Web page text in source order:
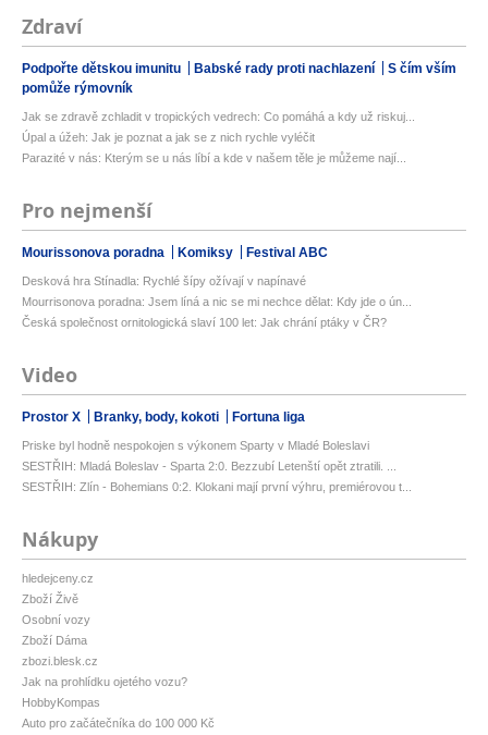
Zdraví
Podpořte dětskou imunitu Babské rady proti nachlazení
S čím vším
pomůže rýmovník
Jak se zdravě zchladit v tropických vedrech: Co pomáhá a kdy už riskuj...
Úpal a úžeh: Jak je poznat a jak se z nich rychle vyléčit
Parazité v nás: Kterým se u nás líbí a kde v našem těle je můžeme nají...
Pro nejmenší
Mourissonova poradna Komiksy Festival ABC
Desková hra Stínadla: Rychlé šípy ožívají v napínavé
Mourrisonova poradna: Jsem líná a nic se mi nechce dělat: Kdy jde o ún...
Česká společnost ornitologická slaví 100 let: Jak chrání ptáky v ČR?
Video
Prostor X Branky, body, kokoti Fortuna liga
Priske byl hodně nespokojen s výkonem Sparty v Mladé Boleslavi
SESTŘIH: Mladá Boleslav - Sparta 2:0. Bezzubí Letenští opět ztratili. ...
SESTŘIH: Zlín - Bohemians 0:2. Klokani mají první výhru, premiérovou t...
Nákupy
hledejceny.cz
Zboží Živě
Osobní vozy
Zboží Dáma
zbozi.blesk.cz
Jak na prohlídku ojetého vozu?
HobbyKompas
Auto pro začátečníka do 100 000 Kč